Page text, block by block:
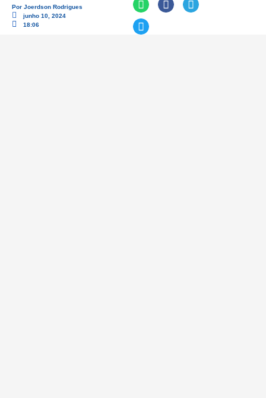
Por Joerdson Rodrigues
junho 10, 2024
18:06